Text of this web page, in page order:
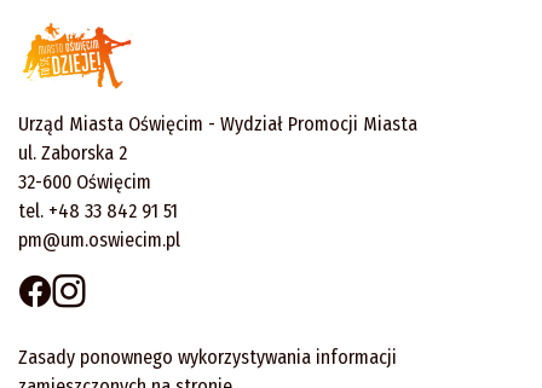
Urząd Miasta Oświęcim - Wydział Promocji Miasta
ul. Zaborska 2
32-600 Oświęcim
tel. +48 33 842 91 51
pm@um.oswiecim.pl
Zasady ponownego wykorzystywania informacji